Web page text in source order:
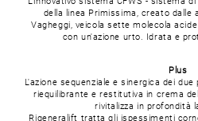
della linea Primissima, creato dalle
Vagheggi, veicola sette molecola
con un'azione urto. Idrata e
Plus
L'azione sequenziale e sinergica dei
riequilibrante e restitutiva in crema
rivitalizza in profondità
Rigeneralift tratta gli ispessimenti